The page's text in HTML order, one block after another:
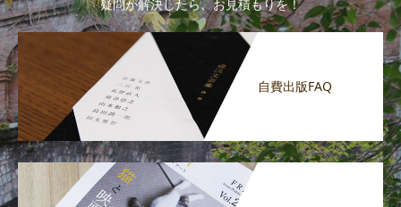
疑問が解決したら、お見積もりを！
自費出版FAQ